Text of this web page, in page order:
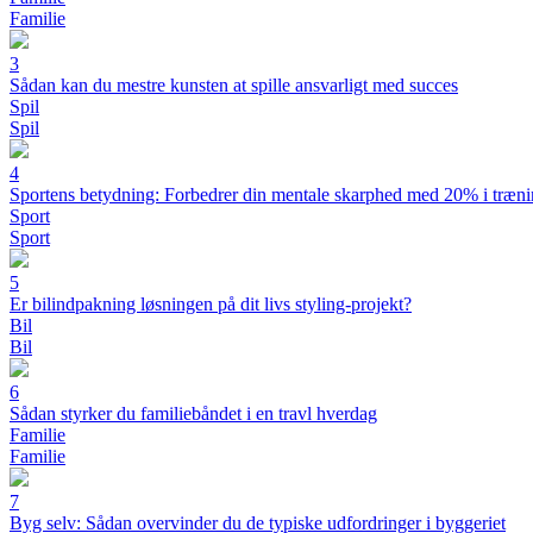
Familie
3
Sådan kan du mestre kunsten at spille ansvarligt med succes
Spil
Spil
4
Sportens betydning: Forbedrer din mentale skarphed med 20% i
Sport
Sport
5
Er bilindpakning løsningen på dit livs styling-projekt?
Bil
Bil
6
Sådan styrker du familiebåndet i en travl hverdag
Familie
Familie
7
Byg selv: Sådan overvinder du de typiske udfordringer i byggeriet